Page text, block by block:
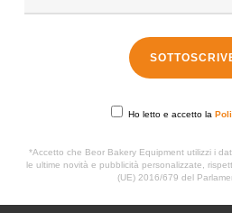
Ho letto e accetto la
*Accetto che Beor Bakery Equipment utilizzi i
le ultime novità e pubblicità personalizzate,
(UE) 2016/679 del